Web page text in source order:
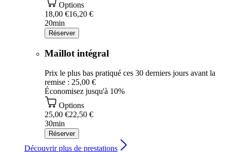
Options
18,00 €16,20 €
20min
Réserver
Maillot intégral
Prix le plus bas pratiqué ces 30 derniers jours avant la
remise : 25,00 €
Économisez jusqu'à 10%
Options
25,00 €22,50 €
30min
Réserver
Découvrir plus de prestations